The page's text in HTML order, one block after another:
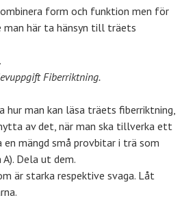
form och funktion men för
här ta hänsyn till träets
Fiberriktning.
hur man kan läsa träets fiberriktning,
av det, när man ska tillverka ett
mängd små provbitar i trä som
A). Dela ut dem.
är starka respektive svaga. Låt